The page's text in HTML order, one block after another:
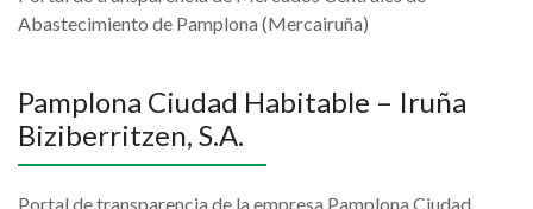
Abastecimiento de Pamplona (Mercairuña)
Pamplona Ciudad Habitable – Iruña
Biziberritzen, S.A.
Portal de transparencia de la empresa Pamplona Ciudad